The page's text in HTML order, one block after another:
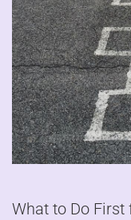
What to Do First